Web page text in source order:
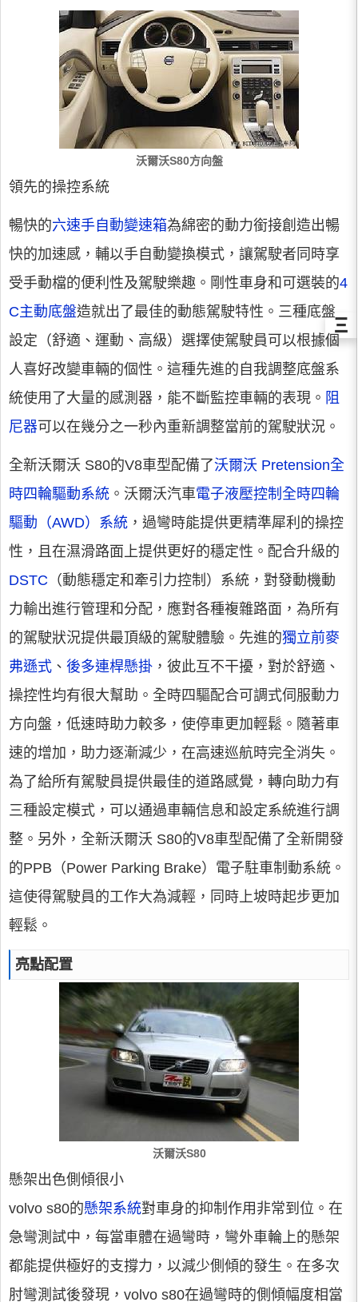
沃爾沃S80方向盤
領先的操控系統
暢快的六速手自動變速箱為綿密的動力銜接創造出暢
快的加速感，輔以手自動變換模式，讓駕駛者同時享
受手動檔的便利性及駕駛樂趣。剛性車身和可選裝的4
C主動底盤造就出了最佳的動態駕駛特性。三種底盤
設定（舒適、運動、高級）選擇使駕駛員可以根據個
人喜好改變車輛的個性。這種先進的自我調整底盤系
統使用了大量的感測器，能不斷監控車輛的表現。 阻
尼器可以在幾分之一秒內重新調整當前的駕駛狀況。
全新沃爾沃 S80的V8車型配備了沃爾沃 Pretension全
時四輪驅動系統 。沃爾沃汽車電子液壓控制全時四輪
驅動（AWD）系統 ，過彎時能提供更精準犀利的操控
性，且在濕滑路面上提供更好的穩定性。配合升級的
DSTC （動態穩定和牽引力控制）系統，對發動機動
力輸出進行管理和分配，應對各種複雜路面，為所有
的駕駛狀況提供最頂級的駕駛體驗。先進的獨立前麥
弗遜式 、 後多連桿懸掛 ，彼此互不干擾，對於舒適、
操控性均有很大幫助。全時四驅配合可調式伺服動力
方向盤，低速時助力較多，使停車更加輕鬆。隨著車
速的增加，助力逐漸減少，在高速巡航時完全消失。
為了給所有駕駛員提供最佳的道路感覺，轉向助力有
三種設定模式，可以通過車輛信息和設定系統進行調
整。另外，全新沃爾沃 S80的V8車型配備了全新開發
的PPB（Power Parking Brake）電子駐車制動系統。
這使得駕駛員的工作大為減輕，同時上坡時起步更加
輕鬆。
亮點配置
沃爾沃S80
懸架出色側傾很小
volvo s80的懸架系統對車身的抑制作用非常到位。在
急彎測試中，每當車體在過彎時，彎外車輪上的懸架
都能提供極好的支撐力，以減少側傾的發生。在多次
肘彎測試後發現，volvo s80在過彎時的側傾幅度相當
Ξ